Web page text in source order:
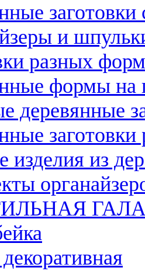
заготовки
и
разных
формы на
деревянные
заготовки
изделия из